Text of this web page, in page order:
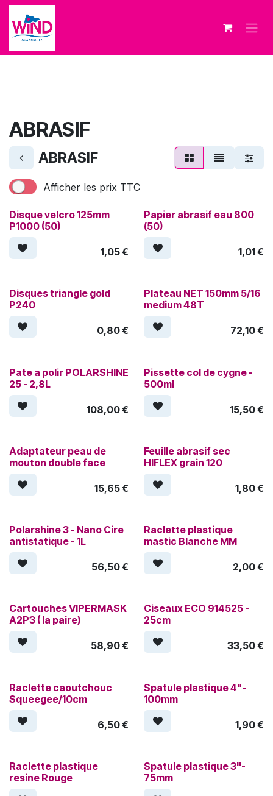
Se rendre au contenu
ABRASIF
ABRASIF
Afficher les prix TTC
Disque velcro 125mm
P1000 (50)
1,05€
Papier abrasif eau 800
(50)
1,01€
Disques triangle gold
P240
0,80€
Plateau NET 150mm 5/16
medium 48T
72,10€
Pate a polir POLARSHINE
25 - 2,8L
108,00€
Pissette col de cygne -
500ml
15,50€
Adaptateur peau de
mouton double face
15,65€
Feuille abrasif sec
HIFLEX grain 120
1,80€
Polarshine 3 - Nano Cire
antistatique - 1L
56,50€
Raclette plastique
mastic Blanche MM
2,00€
Cartouches VIPERMASK
A2P3 ( la paire)
58,90€
Ciseaux ECO 914525 -
25cm
33,50€
Raclette caoutchouc
Squeegee/10cm
6,50€
Spatule plastique 4"-
100mm
1,90€
Raclette plastique
resine Rouge
Spatule plastique 3"-
75mm